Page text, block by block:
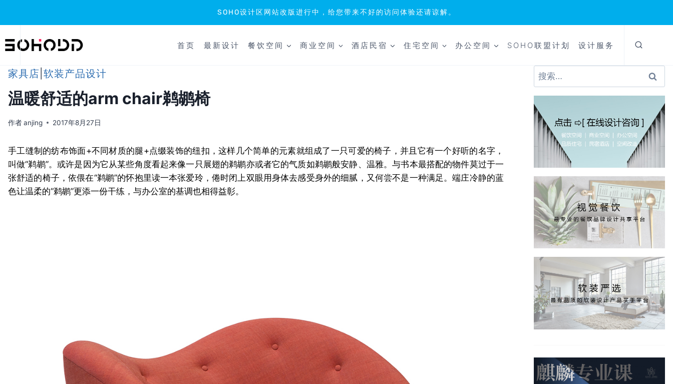
SOHO设计区网站改版进行中，给您带来不好的访问体验还请谅解。
到
首页 最新设计 餐饮空间 商业空间 酒店民宿 住宅空间 办公空间 SOHO联盟计划 设计服务
家具店 软装产品设计
温暖舒适的arm chair鹈鹕椅
作者anjing 2017年8月27日
手工缝制的纺布饰面+不同材质的腿+点缀装饰的纽扣，这样几个简单的元素就组成了一只可爱的椅子，并且它有一个好听的名字，
叫做“鹈鹕”。或许是因为它从某些角度看起来像一只展翅的鹈鹕亦或者它的气质如鹈鹕般安静、温雅。与书本最搭配的物件莫过于一
张舒适的椅子，依偎在“鹈鹕”的怀抱里读一本张爱玲，倦时闭上双眼用身体去感受身外的细腻，又何尝不是一种满足。端庄冷静的蓝
色让温柔的“鹈鹕”更添一份干练，与办公室的基调也相得益彰。
搜
索：